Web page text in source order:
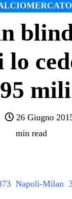
26 Giugno
min read